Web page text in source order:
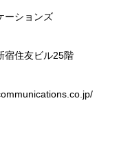
ーションズ
宿住友ビル25階